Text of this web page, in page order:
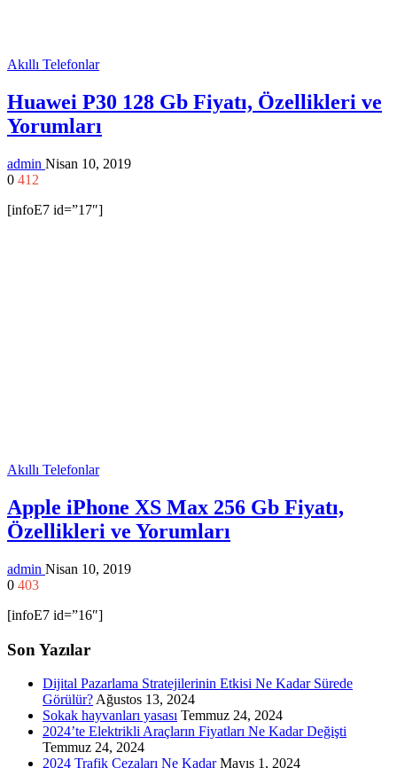
Akıllı Telefonlar
Huawei P30 128 Gb Fiyatı, Özellikleri ve
Yorumları
admin Nisan 10, 2019
0 412
[infoE7 id=”17″]
Akıllı Telefonlar
Apple iPhone XS Max 256 Gb Fiyatı,
Özellikleri ve Yorumları
admin Nisan 10, 2019
0 403
[infoE7 id=”16″]
Son Yazılar
Dijital Pazarlama Stratejilerinin Etkisi Ne Kadar Sürede
Görülür?Ağustos 13, 2024
Sokak hayvanları yasası Temmuz 24, 2024
2024’te Elektrikli Araçların Fiyatları Ne Kadar Değişti
Temmuz 24, 2024
2024 Trafik Cezaları Ne Kadar Mayıs 1, 2024